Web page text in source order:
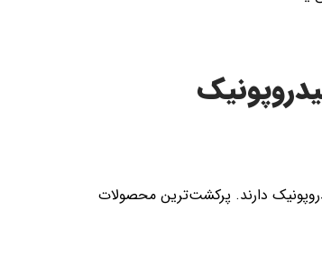
دارند. پرکشت‌ترین محصولات